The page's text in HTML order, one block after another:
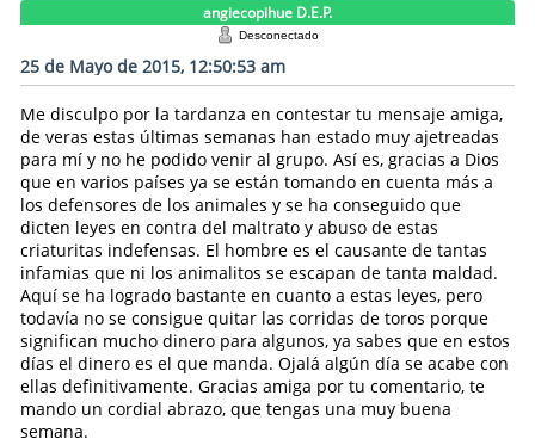
angiecopihue D.E.P.
Desconectado
25 de Mayo de 2015, 12:50:53 am
Me disculpo por la tardanza en contestar tu mensaje amiga,
de veras estas últimas semanas han estado muy ajetreadas
para mí y no he podido venir al grupo. Así es, gracias a Dios
que en varios países ya se están tomando en cuenta más a
los defensores de los animales y se ha conseguido que
dicten leyes en contra del maltrato y abuso de estas
criaturitas indefensas. El hombre es el causante de tantas
infamias que ni los animalitos se escapan de tanta maldad.
Aquí se ha logrado bastante en cuanto a estas leyes, pero
todavía no se consigue quitar las corridas de toros porque
significan mucho dinero para algunos, ya sabes que en estos
días el dinero es el que manda. Ojalá algún día se acabe con
ellas definitivamente. Gracias amiga por tu comentario, te
mando un cordial abrazo, que tengas una muy buena
semana.